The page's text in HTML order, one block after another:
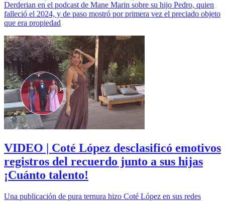
Derderian en el podcast de Mane Marin sobre su hijo Pedro, quien
falleció el 2024, y de paso mostró por primera vez el preciado objeto
que era propiedad
VIDEO | Coté López desclasificó emotivos
registros del recuerdo junto a sus hijas
¡Cuánto talento!
Una publicación de pura ternura hizo Coté López en sus redes